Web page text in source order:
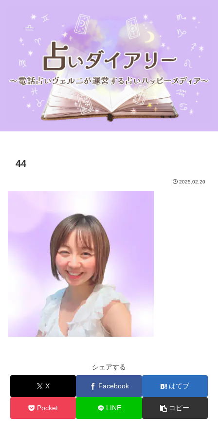
44
2025.02.20
シェアする
X Facebook はてブ
Pocket LINE コピー